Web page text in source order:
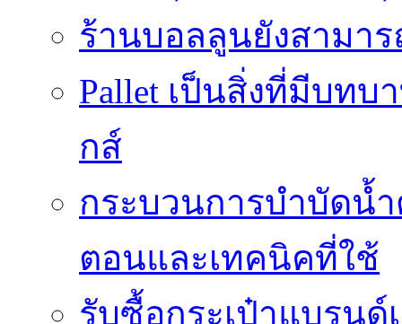
ร้านบอลลูนยังสามาร
Pallet เป็นสิ่งที่มีบท
กส์
กระบวนการบำบัดน้
ตอนและเทคนิคที่ใช้
รับซื้อกระเป๋าแบรนด์